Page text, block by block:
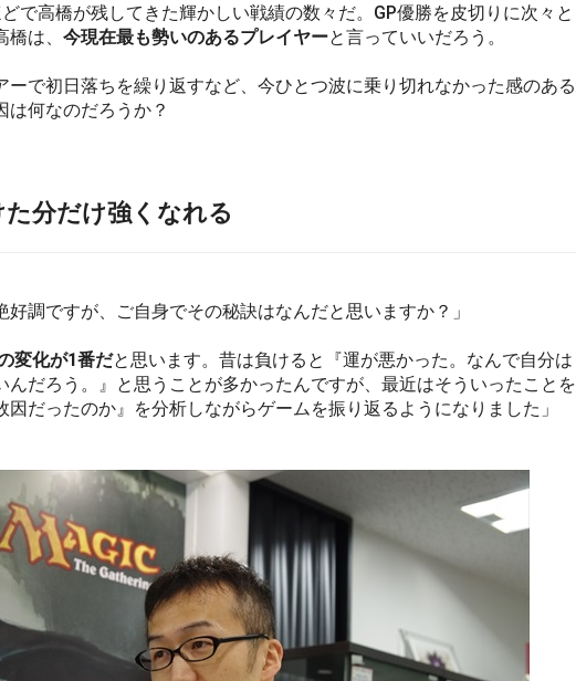
で高橋が残してきた輝かしい戦績の数々だ。GP優勝を皮切りに次々と
は、 今現在最も勢いのあるプレイヤーと言っていいだろう。
で初日落ちを繰り返すなど、今ひとつ波に乗り切れなかった感のある
は何なのだろうか？
分だけ強くなれる
好調ですが、ご自身でその秘訣はなんだと思いますか？」
変化が1番だと思います。昔は負けると『運が悪かった。なんで自分は
んだろう。』と思うことが多かったんですが、最近はそういったことを
因だったのか』を分析しながらゲームを振り返るようになりました」